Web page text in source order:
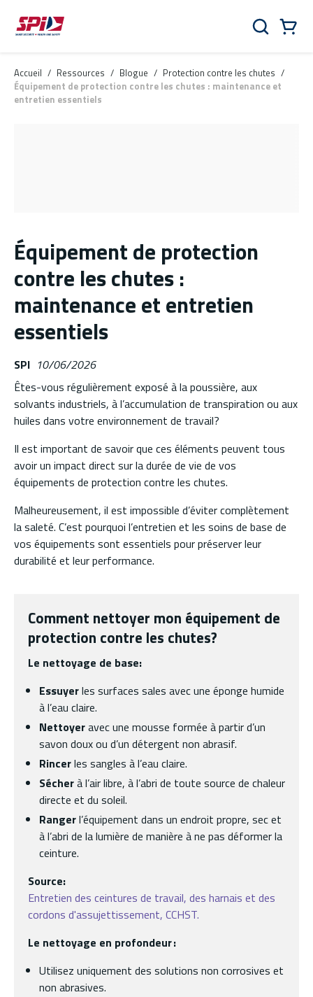
Aller au contenu principal
Skip to menu
Skip to footer
Rechercher
Accueil / Ressources / Blogue / Protection contre les chutes /
Équipement de protection contre les chutes : maintenance et
entretien essentiels
Équipement de protection
contre les chutes :
maintenance et entretien
essentiels
SPI 10/06/2026
Êtes-vous régulièrement exposé à la poussière, aux
solvants industriels, à l’accumulation de transpiration ou aux
huiles dans votre environnement de travail?
Il est important de savoir que ces éléments peuvent tous
avoir un impact direct sur la durée de vie de vos
équipements de protection contre les chutes.
Malheureusement, il est impossible d’éviter complètement
la saleté. C’est pourquoi l’entretien et les soins de base de
vos équipements sont essentiels pour préserver leur
durabilité et leur performance.
Comment nettoyer mon équipement de
protection contre les chutes?
Le nettoyage de base:
Essuyerles surfaces sales avec une éponge humide
à l’eau claire.
Nettoyeravec une mousse formée à partir d’un
savon doux ou d’un détergent non abrasif.
Rincerles sangles à l’eau claire.
Sécherà l’air libre, à l’abri de toute source de chaleur
directe et du soleil.
Rangerl’équipement dans un endroit propre, sec et
à l’abri de la lumière de manière à ne pas déformer la
ceinture.
Source:
Entretien des ceintures de travail, des harnais et des
cordons d'assujettissement, CCHST.
Le nettoyage en profondeur :
Utilisez uniquement des solutions non corrosives et
non abrasives.